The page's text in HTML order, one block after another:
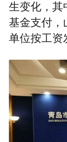
生变化，其
基金支付，
单位按工资